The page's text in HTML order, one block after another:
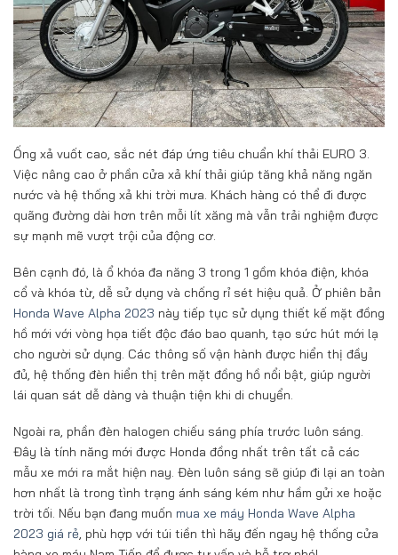
Ống xả vuốt cao, sắc nét đáp ứng tiêu chuẩn khí thải EURO 3.
Việc nâng cao ở phần cửa xả khí thải giúp tăng khả năng ngăn
nước và hệ thống xả khi trời mưa. Khách hàng có thể đi được
quãng đường dài hơn trên mỗi lít xăng mà vẫn trải nghiệm được
sự mạnh mẽ vượt trội của động cơ.
Bên cạnh đó, là ổ khóa đa năng 3 trong 1 gồm khóa điện, khóa
cổ và khóa từ, dễ sử dụng và chống rỉ sét hiệu quả. Ở phiên bản
Honda Wave Alpha 2023 này tiếp tục sử dụng thiết kế mặt đồng
hồ mới với vòng họa tiết độc đáo bao quanh, tạo sức hút mới lạ
cho người sử dụng. Các thông số vận hành được hiển thị đầy
đủ, hệ thống đèn hiển thị trên mặt đồng hồ nổi bật, giúp người
lái quan sát dễ dàng và thuận tiện khi di chuyển.
Ngoài ra, phần đèn halogen chiếu sáng phía trước luôn sáng.
Đây là tính năng mới được Honda đồng nhất trên tất cả các
mẫu xe mới ra mắt hiện nay. Đèn luôn sáng sẽ giúp đi lại an toàn
hơn nhất là trong tình trạng ánh sáng kém như hầm gửi xe hoặc
trời tối. Nếu bạn đang muốn mua xe máy Honda Wave Alpha
2023 giá rẻ, phù hợp với túi tiền thì hãy đến ngay hệ thống cửa